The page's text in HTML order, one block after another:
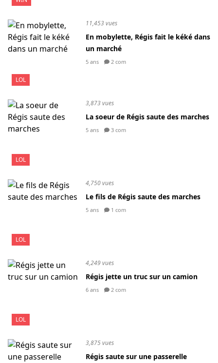
LOL
11,453 vues
En mobylette, Régis fait le kéké dans
un marché
5 ans 2 com
LOL
3,873 vues
La soeur de Régis saute des marches
5 ans 3 com
LOL
4,750 vues
Le fils de Régis saute des marches
5 ans 1 com
LOL
4,249 vues
Régis jette un truc sur un camion
6 ans 2 com
3,875 vues
Régis saute sur une passerelle